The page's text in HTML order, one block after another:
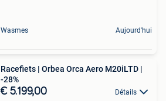
Wasmes Aujourd'hui
Racefiets | Orbea Orca Aero M20iLTD |
-28%
€ 5.199,00 Détails